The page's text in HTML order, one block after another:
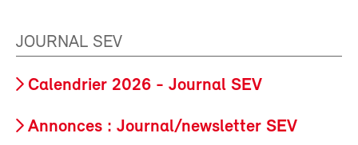
JOURNAL SEV
Calendrier 2026 - Journal SEV
Annonces : Journal/newsletter SEV